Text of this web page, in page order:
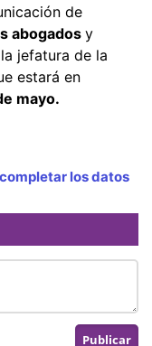
de
abogadosy
jefatura de la
estará en
mayo.
los datos